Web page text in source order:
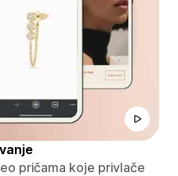
pričama koje privlače